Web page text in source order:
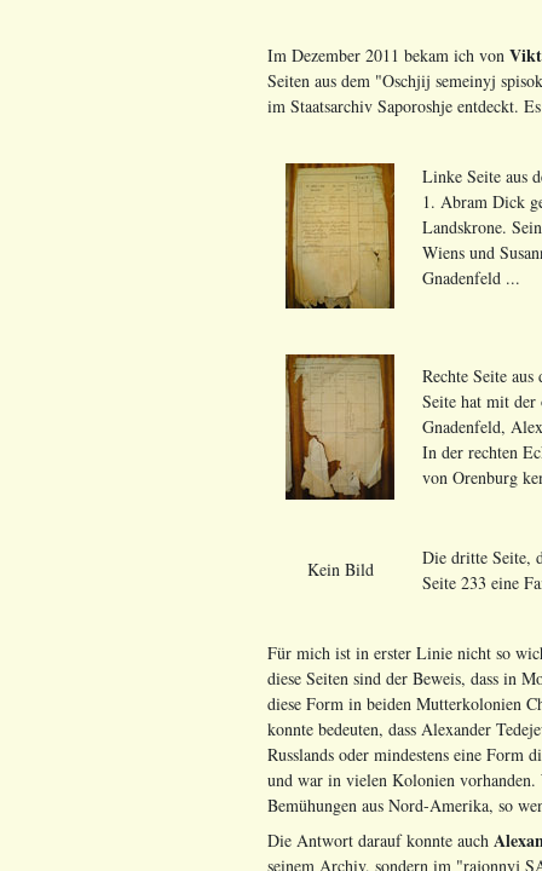
Im Dezember 2011 bekam ich von
Seiten aus dem "Oschjij semeinyj
im Staatsarchiv Saporoshje entdeckt.
Linke Seite aus
1. Abram Dick
Landskrone.
Wiens und
Gnadenfeld ...
Rechte Seite
Seite hat mit
Gnadenfeld,
In der rechten
von Orenburg
Kein Bild
Die dritte Seite,
Seite 233 eine
Für mich ist in erster Linie nicht so
diese Seiten sind der Beweis, dass in
diese Form in beiden Mutterkolonien
konnte bedeuten, dass Alexander
Russlands oder mindestens eine Form
und war in vielen Kolonien vorhanden.
Bemühungen aus Nord-Amerika, so
Die Antwort darauf konnte auch
seinem Archiv, sondern im "rajonnyj